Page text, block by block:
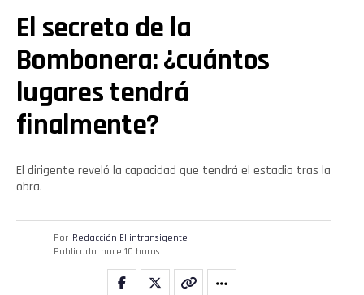
El secreto de la
Bombonera: ¿cuántos
lugares tendrá
finalmente?
El dirigente reveló la capacidad que tendrá el estadio tras la
obra.
Por Redacción El intransigente
Publicado hace 10 horas